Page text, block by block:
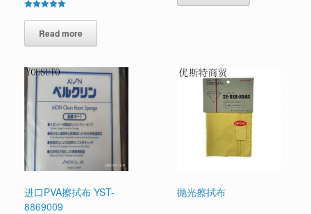
5.00
out of 5Read more
进口PVA擦拭布 YST-
8869009
抛光擦拭布